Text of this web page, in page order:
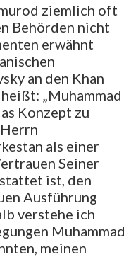
ziemlich oft
Behörden nicht
erwähnt
an den Khan
„Muhammad
Konzept zu
als einer
Seiner
ist, den
Ausführung
verstehe ich
Muhammad
meinen